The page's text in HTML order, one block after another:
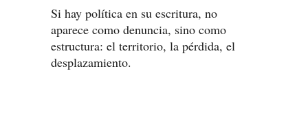
Si hay política en su escritura, no
aparece como denuncia, sino como
estructura: el territorio, la pérdida, el
desplazamiento.